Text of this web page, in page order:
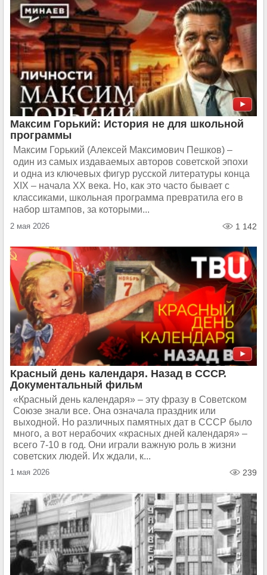
Максим Горький: История не для школьной
программы
Максим Горький (Алексей Максимович Пешков) –
один из самых издаваемых авторов советской эпохи
и одна из ключевых фигур русской литературы конца
XIX – начала XX века. Но, как это часто бывает с
классиками, школьная программа превратила его в
набор штампов, за которыми...
2 мая 2026 1 142
Красный день календаря. Назад в СССР.
Документальный фильм
«Красный день календаря» – эту фразу в Советском
Союзе знали все. Она означала праздник или
выходной. Но различных памятных дат в СССР было
много, а вот нерабочих «красных дней календаря» –
всего 7-10 в год. Они играли важную роль в жизни
советских людей. Их ждали, к...
1 мая 2026 239